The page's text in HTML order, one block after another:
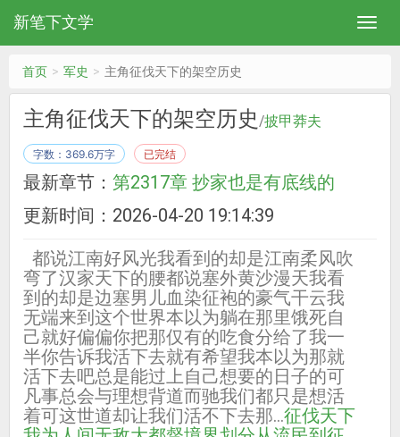
新笔下文学
首页 军史 主角征伐天下的架空历史
主角征伐天下的架空历史 /披甲莽夫
字数：369.6万字 已完结
最新章节： 第2317章 抄家也是有底线的
更新时间：2026-04-20 19:14:39
都说江南好风光我看到的却是江南柔风吹
弯了汉家天下的腰都说塞外黄沙漫天我看
到的却是边塞男儿血染征袍的豪气干云我
无端来到这个世界本以为躺在那里饿死自
己就好偏偏你把那仅有的吃食分给了我一
半你告诉我活下去就有希望我本以为那就
活下去吧总是能过上自己想要的日子的可
凡事总会与理想背道而驰我们都只是想活
着可这世道却让我们活不下去那...征伐天下